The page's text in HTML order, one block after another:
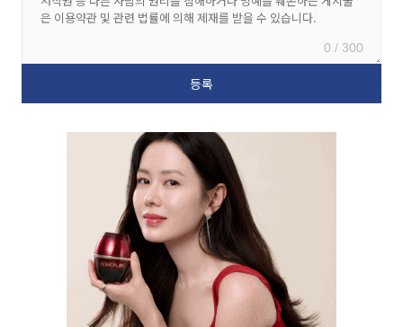
0 / 300